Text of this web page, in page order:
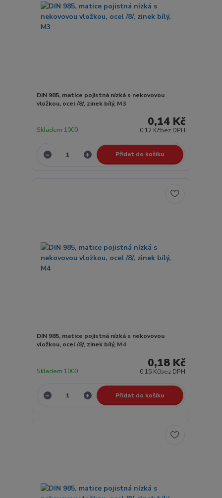
DIN 985, matice pojistná nízká s nekovovou
vložkou, ocel /8/, zinek bílý, M3
0,14 Kč
0,12 Kčbez DPH
Skladem 1000
Přidat do košíku
DIN 985, matice pojistná nízká s nekovovou
vložkou, ocel /8/, zinek bílý, M4
0,18 Kč
0,15 Kčbez DPH
Skladem 1000
Přidat do košíku